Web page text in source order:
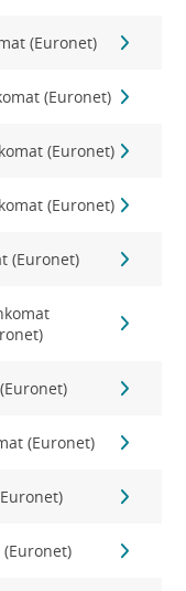
(Euronet)
(Euronet)
(Euronet)
(Euronet)
(Euronet)
(Euronet)